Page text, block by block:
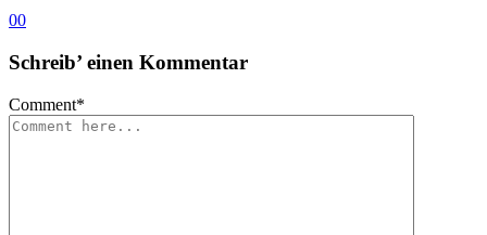
00
Schreib’ einen Kommentar
Comment*